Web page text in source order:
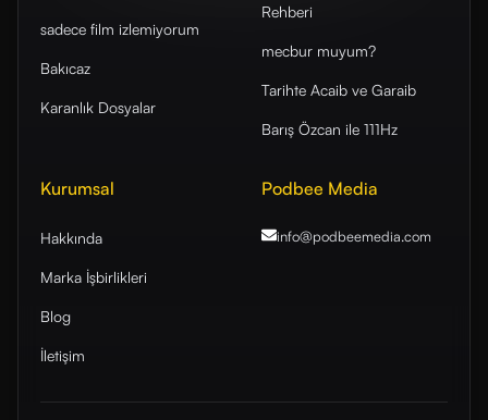
sadece film izlemiyorum
Bakıcaz
Karanlık Dosyalar
Rehberi
mecbur muyum?
Tarihte Acaib ve Garaib
Barış Özcan ile 111Hz
Kurumsal
Hakkında
Marka İşbirlikleri
Blog
İletişim
Podbee Media
info@podbeemedia.com